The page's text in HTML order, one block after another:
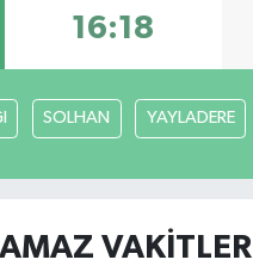
16:18
SOLHAN YAYLADERE
VAKITLERI